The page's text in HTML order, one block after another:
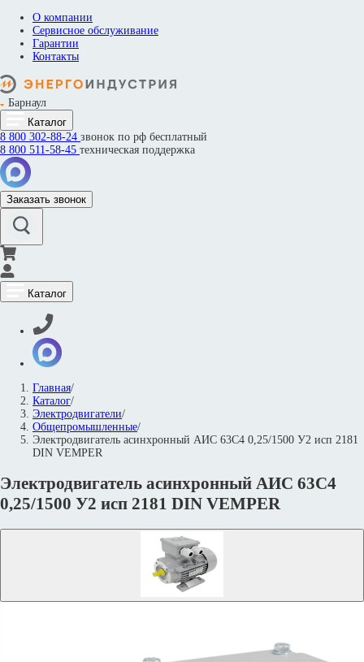
О компании
Сервисное обслуживание
Гарантии
Контакты
Барнаул
Каталог
8 800 302-88-24 звонок по рф бесплатный
8 800 511-58-45 техническая поддержка
Заказать звонок
Каталог
Главная/
Каталог/
Электродвигатели/
Общепромышленные/
Электродвигатель асинхронный АИС 63С4 0,25/1500 У2 исп 2181
DIN VEMPER
Электродвигатель асинхронный АИС 63С4
0,25/1500 У2 исп 2181 DIN VEMPER